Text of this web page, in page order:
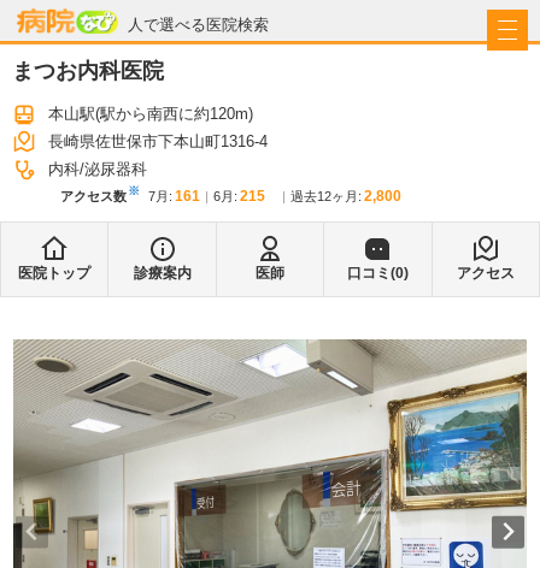
人で選べる医院検索
病院なび
まつお内科医院
本山駅(駅から南西に約120m)
長崎県佐世保市下本山町1316-4
内科 泌尿器科
アクセス数※ 7月 : 161 6月 : 215 過去12ヶ月: 2,800
医院トップ 診療案内 医師 口コミ(0) アクセス